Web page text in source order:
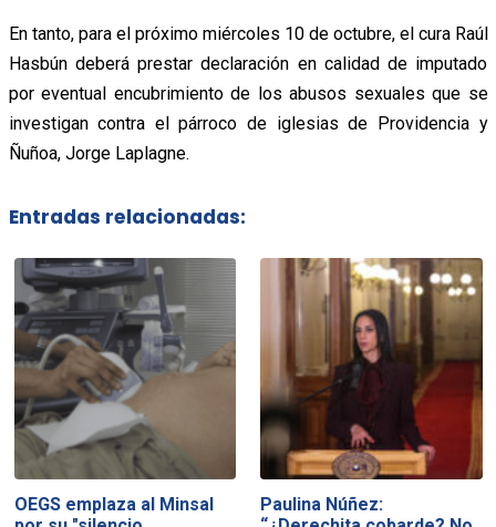
En tanto, para el próximo miércoles 10 de octubre, el cura Raúl
Hasbún deberá prestar declaración en calidad de imputado
por eventual encubrimiento de los abusos sexuales que se
investigan contra el párroco de iglesias de Providencia y
Ñuñoa, Jorge Laplagne.
Entradas relacionadas:
OEGS emplaza al Minsal
Paulina Núñez: